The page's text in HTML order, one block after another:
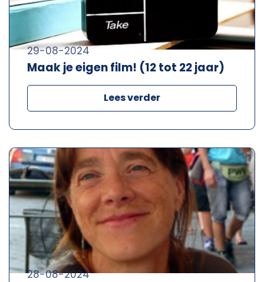
Maak je eigen film! (12 tot 22 jaar)
29-08-2024
Lees verder
28-08-2024